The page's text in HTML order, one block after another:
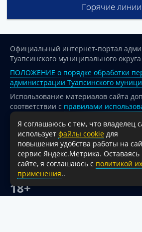
Горячие линии
Официальный интернет-портал
Туапсинского муниципального округа
ПОЛОЖЕНИЕ о порядке обработки
администрации Туапсинского
Использование материалов сайта
соответствии с правилами
опубликованных на сайте
При перепечатке и использовании
на источник обязательна.
Для сайтов и страниц сети Интернет
активная гиперссылка на
администрации Туапсинского
18+
Я соглашаюсь с тем, что владелец
использует файлы cookie для
повышения удобства работы на
сервис Яндекс.Метрика. Оставаясь
сайте, я соглашаюсь с политикой их
применения..